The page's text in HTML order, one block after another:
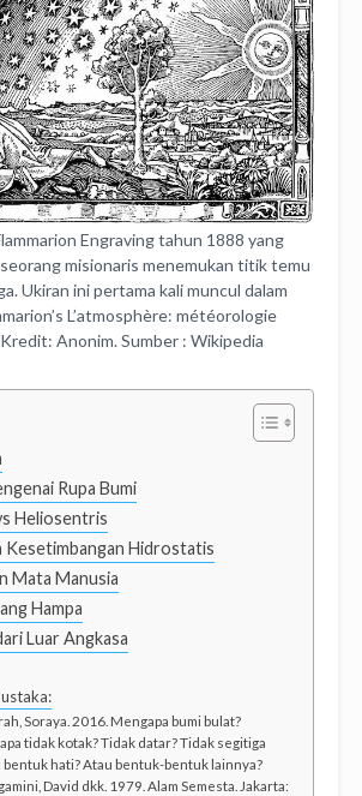
Engraving tahun 1888 yang
misionaris menemukan titik temu
Ukiran ini pertama kali muncul dalam
L’atmosphère: météorologie
Anonim. Sumber : Wikipedia
Rupa Bumi
Heliosentris
Kesetimbangan Hidrostatis
Mata Manusia
Hampa
Luar Angkasa
Soraya. 2016. Mengapa bumi bulat?
tidak kotak? Tidak datar? Tidak segitiga
bentuk hati? Atau bentuk-bentuk lainnya?
David dkk. 1979. Alam Semesta. Jakarta: